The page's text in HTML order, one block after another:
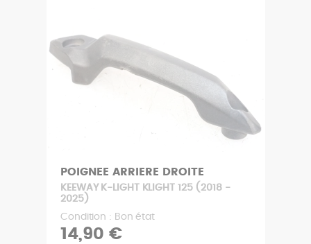
POIGNEE ARRIERE DROITE
KEEWAY K-LIGHT KLIGHT 125 (2018 -
2025)
Condition : Bon état
14,90 €